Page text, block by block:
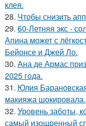
клея.
28. Чтобы снизить
29. 60-Летняя экс -
Апина может с
Бейонсе и Джей Ло.
30. Ана де Армас
2025 года.
31. Юлия
макияжа шокировала.
32. Уровень заботы,
самый изощренный